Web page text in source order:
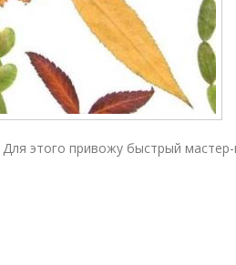
этого привожу быстрый мастер-